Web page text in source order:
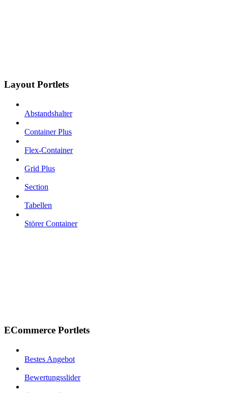
Layout Portlets
Abstandshalter
Container Plus
Flex-Container
Grid Plus
Section
Tabellen
Störer Container
ECommerce Portlets
Bestes Angebot
Bewertungsslider